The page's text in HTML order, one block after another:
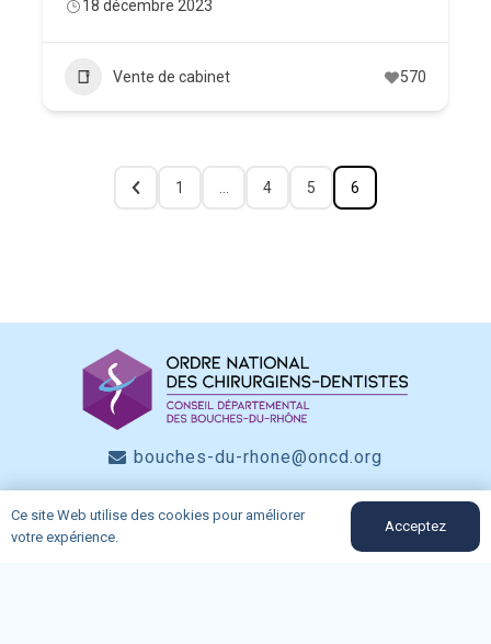
18 décembre 2023
Vente de cabinet 570
1 4 5 6
bouches-du-rhone@oncd.org
Du lundi au vendredi (9h-11h30)
Ce site Web utilise des cookies pour améliorer
votre expérience.
Acceptez